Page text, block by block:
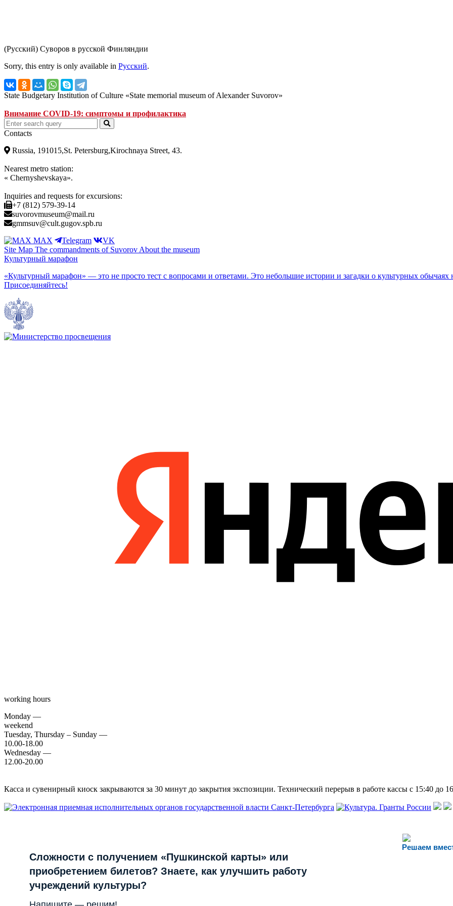
(Русский) Суворов в русской Финляндии
Sorry, this entry is only available in Русский.
State Budgetary Institution of Culture «State memorial museum of Alexander Suvorov»
Внимание COVID-19: симптомы и профилактика
Contacts
Russia, 191015,St. Petersburg,Kirochnaya Street, 43.
Nearest metro station:
« Chernyshevskaya».
Inquiries and requests for excursions:
+7 (812) 579-39-14
suvorovmuseum@mail.ru
gmmsuv@cult.gugov.spb.ru
MAX
Telegram
VK
Site Map The commandments of Suvorov About the museum
Культурный марафон
«Культурный марафон» — это не просто тест с вопросами и ответами. Это небольшие истории и загадки о культурных
Присоединяйтесь!
working hours
Monday —
weekend
Tuesday, Thursday – Sunday —
10.00-18.00
Wednesday —
12.00-20.00
Касса и сувенирный киоск закрываются за 30 минут до закрытия экспозиции. Технический перерыв в работе кассы с 15:40 до
Решаем
Сложности с получением «Пушкинской карты» или
приобретением билетов? Знаете, как улучшить работу
учреждений культуры?